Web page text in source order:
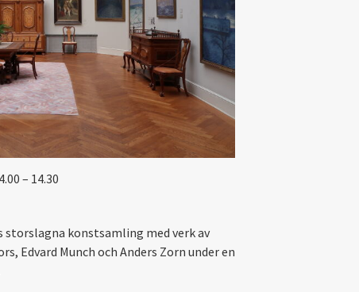
– 14.30
storslagna konstsamling med verk av
Edvard Munch och Anders Zorn under en